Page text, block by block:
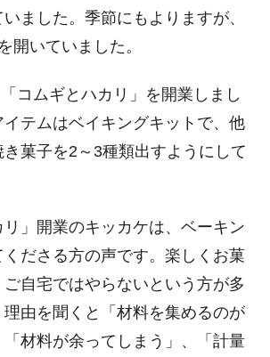
ました。季節にもよりますが、
開いていました。
コムギとハカリ」を開業しまし
テムはベイキングキットで、他
菓子を2～3種類出すようにして
リ」開業のキッカケは、ベーキン
くださる方の声です。楽しくお菓
自宅ではやらないという方が多
由を聞くと「材料を集めるのが
材料が余ってしまう」、「計量